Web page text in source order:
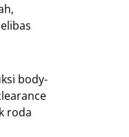
body-
roda